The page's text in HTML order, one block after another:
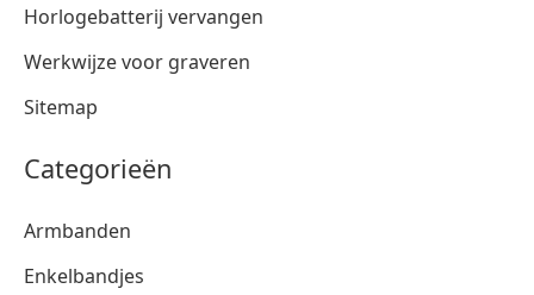
Horlogebatterij vervangen
Werkwijze voor graveren
Sitemap
Categorieën
Armbanden
Enkelbandjes